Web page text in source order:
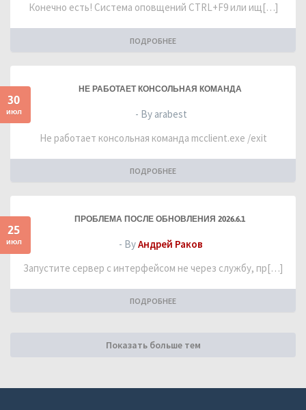
Конечно есть! Система оповщений CTRL+F9 или ищ[…]
ПОДРОБНЕЕ
30
июл
НЕ РАБОТАЕТ КОНСОЛЬНАЯ КОМАНДА
- By arabest
Не работает консольная команда mcclient.exe /exit
ПОДРОБНЕЕ
25
июл
ПРОБЛЕМА ПОСЛЕ ОБНОВЛЕНИЯ 2026.6.1
- ByАндрей Раков
Запустите сервер с интерфейсом не через службу, пр[…]
ПОДРОБНЕЕ
Показать больше тем